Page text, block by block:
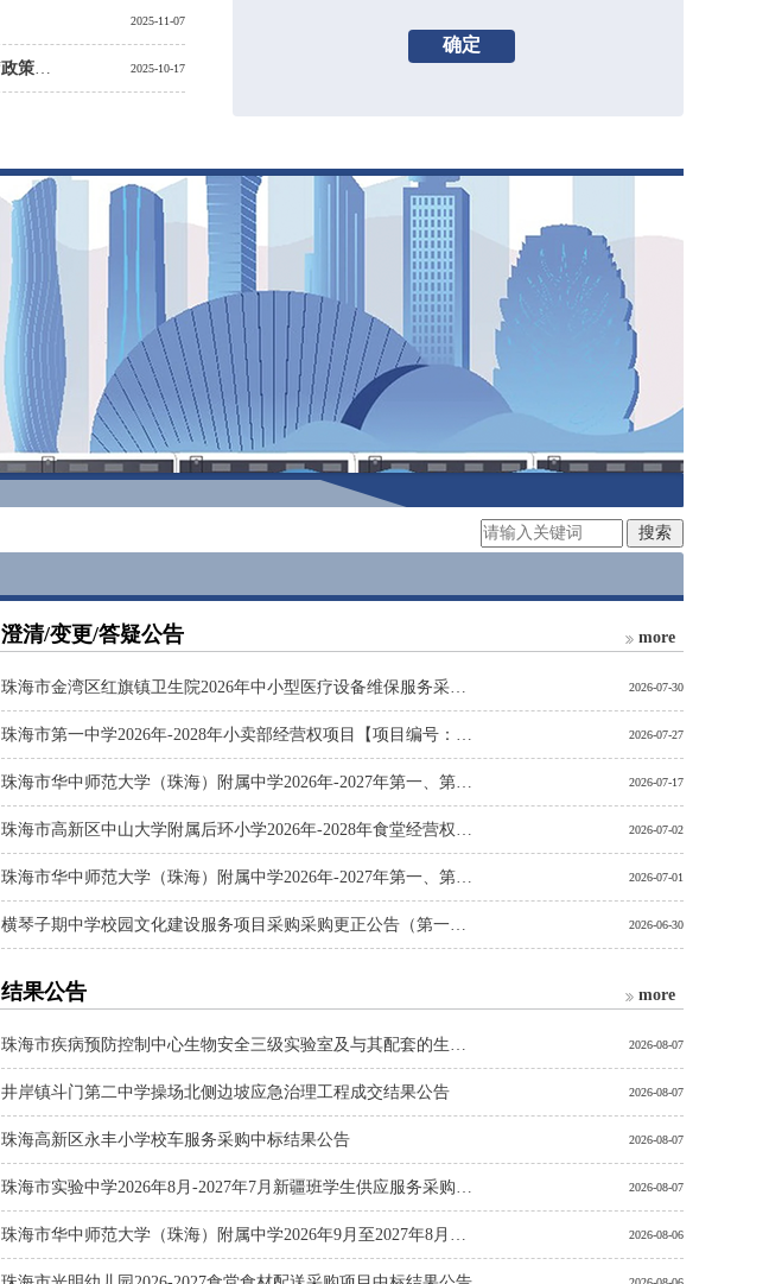
2025-11-07
热烈庆祝大航海成立9周年暨官网“政策法规”版块隆重启用公告 2025-10-17
确定
澄清/变更/答疑公告 more
珠海市金湾区红旗镇卫生院2026年中小型医疗设备维保服务采购项目更正公告 2026-07-30
珠海市第一中学2026年-2028年小卖部经营权项目【项目编号：CZ20260365】中标结果变更公告 2026-07-27
珠海市华中师范大学（珠海）附属中学2026年-2027年第一、第二、第三、第四、第五食堂经营权项目【项目编号：CZ20260324】中标结果变更公告 2026-07-17
珠海市高新区中山大学附属后环小学2026年-2028年食堂经营权更正公告 2026-07-02
珠海市华中师范大学（珠海）附属中学2026年-2027年第一、第二、第三、第四、第五食堂经营权项目更正公告 2026-07-01
横琴子期中学校园文化建设服务项目采购采购更正公告（第一次） 2026-06-30
结果公告 more
珠海市疾病预防控制中心生物安全三级实验室及与其配套的生物安全二级实验室、生物样本库运行维护服务采购项目中标结果公告 2026-08-07
井岸镇斗门第二中学操场北侧边坡应急治理工程成交结果公告 2026-08-07
珠海高新区永丰小学校车服务采购中标结果公告 2026-08-07
珠海市实验中学2026年8月-2027年7月新疆班学生供应服务采购项目成交结果公告 2026-08-07
珠海市华中师范大学（珠海）附属中学2026年9月至2027年8月教师供餐服务采购项目成交结果公告 2026-08-06